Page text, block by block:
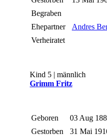
Begraben
Ehepartner
Andres
Verheiratet
Kind 5 | männlich
Grimm Fritz
Geboren
03 Aug
Gestorben
31 Mai